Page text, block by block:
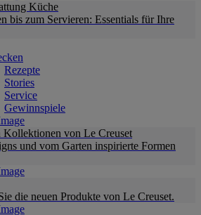
Küche
bis zum Servieren: Essentials für Ihre
Rezepte
Stories
Service
Gewinnspiele
von Le Creuset
und vom Garten inspirierte Formen
die neuen Produkte von Le Creuset.